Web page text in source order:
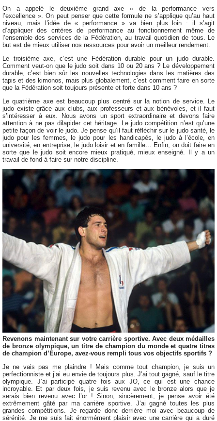
On a appelé le deuxième grand axe « de la performance vers
l’excellence ». On peut penser que cette formule ne s’applique qu’au haut
niveau, mais l’idée de « performance » va bien plus loin : il s’agit
d’appliquer des critères de performance au fonctionnement même de
l’ensemble des services de la Fédération, au travail quotidien de tous. Le
but est de mieux utiliser nos ressources pour avoir un meilleur rendement.
Le troisième axe, c’est une Fédération durable pour un judo durable.
Comment veut-on que le judo soit dans 10 ou 20 ans ? Le développement
durable, c’est bien sûr les nouvelles technologies dans les matières des
tapis et des kimonos, mais plus globalement, c’est comment faire en sorte
que la Fédération soit toujours présente et forte dans 10 ans ?
Le quatrième axe est beaucoup plus centré sur la notion de service. Le
judo existe grâce aux clubs, aux professeurs et aux bénévoles, et il faut
s’intéresser à eux. Nous avons un sport extraordinaire et devons faire
attention à ne pas dilapider cet héritage. Le judo compétition n’est qu’une
petite façon de voir le judo. Je pense qu’il faut réfléchir sur le judo santé, le
judo pour les femmes, le judo pour les handicapés, le judo à l’école, en
université, en entreprise, le judo loisir et en famille… Enfin, on doit faire en
sorte que le judo soit encore mieux pratiqué, mieux enseigné. Il y a un
travail de fond à faire sur notre discipline.
Revenons maintenant sur votre carrière sportive. Avec deux médailles
de bronze olympique, un titre de champion du monde et quatre titres
de champion d’Europe, avez-vous rempli tous vos objectifs sportifs ?
Je ne vais pas me plaindre ! Mais comme tout champion, je suis un
perfectionniste et j’ai eu envie de toujours plus. J’ai tout gagné, sauf le titre
olympique. J’ai participé quatre fois aux JO, ce qui est une chance
incroyable. Et par deux fois, je suis revenu avec le bronze alors que je
serais bien revenu avec l’or ! Sinon, sincèrement, je pense avoir été
extrêmement gâté par ma carrière sportive. J’ai gagné toutes les plus
grandes compétitions. Je regarde donc derrière moi avec beaucoup de
sérénité. Je me suis fait énormément plaisir avec une carrière qui a duré